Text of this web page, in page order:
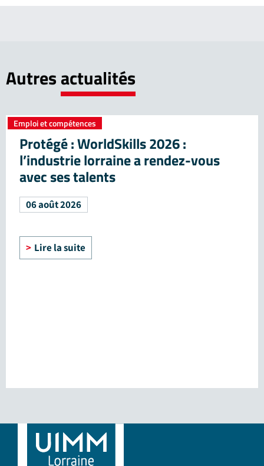
Autresactualités
Emploi et compétences
Protégé : WorldSkills 2026 :
l’industrie lorraine a rendez-vous
avec ses talents
06 août 2026
Lire la suite